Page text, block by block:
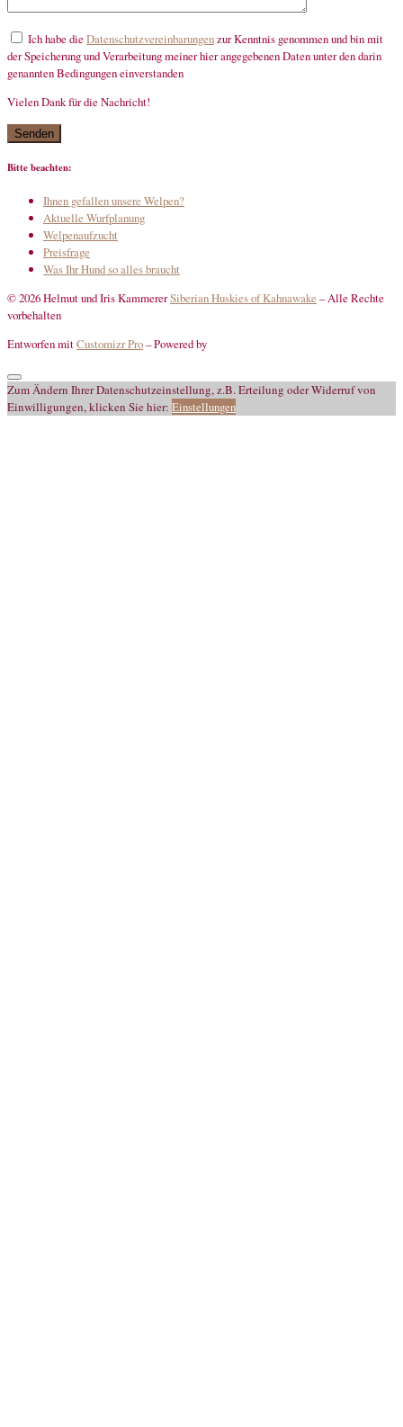
Ich habe dieDatenschutzvereinbarungenzur Kenntnis genommen und bin mit
der Speicherung und Verarbeitung meiner hier angegebenen Daten unter den darin
genannten Bedingungen einverstanden
Vielen Dank für die Nachricht!
Bitte beachten:
Ihnen gefallen unsere Welpen?
Aktuelle Wurfplanung
Welpenaufzucht
Preisfrage
Was Ihr Hund so alles braucht
© 2026 Helmut und Iris KammererSiberian Huskies of Kahnawake –Alle Rechte
vorbehalten
Entworfen mitCustomizr Pro–Powered by
Zum Ändern Ihrer Datenschutzeinstellung, z.B. Erteilung oder Widerruf von
Einwilligungen, klicken Sie hier: Einstellungen